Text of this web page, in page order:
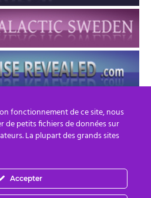
FR EN
fonctionnement de ce site, nous
de petits fichiers de données sur
La plupart des grands sites
Accepter